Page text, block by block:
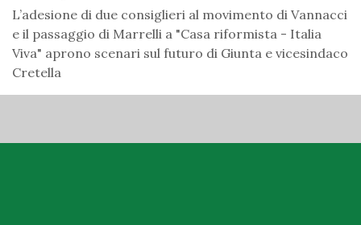
L’adesione di due consiglieri al movimento di Vannacci
e il passaggio di Marrelli a "Casa riformista - Italia
Viva" aprono scenari sul futuro di Giunta e vicesindaco
Cretella